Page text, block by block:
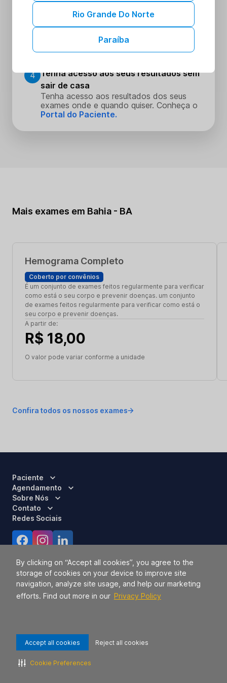
By clicking on “Accept all cookies”, you agree to the
storage of cookies on your device to improve site
navigation, analyze site usage, and help our marketing
efforts. Find out more in our Privacy Policy
Accept all cookies Reject all cookies
Cookie Preferences
Escolha o dia e hora que melhor se
encaixe na sua rotina
Faça seus procedimentos na unidade
escolhida
4 Tenha acesso aos seus resultados sem
sair de casa
Tenha acesso aos resultados dos seus
exames onde e quando quiser. Conheça o
Portal do Paciente.
Mais exames em Bahia - BA
Hemograma Completo
Coberto por convênios
É um conjunto de exames feitos regularmente para verificar
como está o seu corpo e prevenir doenças. um conjunto
de exames feitos regularmente para verificar como está o
seu corpo e prevenir doenças.
A partir de:
R$ 18,00
O valor pode variar conforme a unidade
Confira todos os nossos exames
Paciente
Agendamento
Sobre Nós
Contato
Redes Sociais
Responsável Técnico:Dra. Luci Mara Barbiero – CRM 120.433/SP
2026 TODOS OS DIREITOS RESERVADOS.
Rio Grande Do Norte
Paraíba